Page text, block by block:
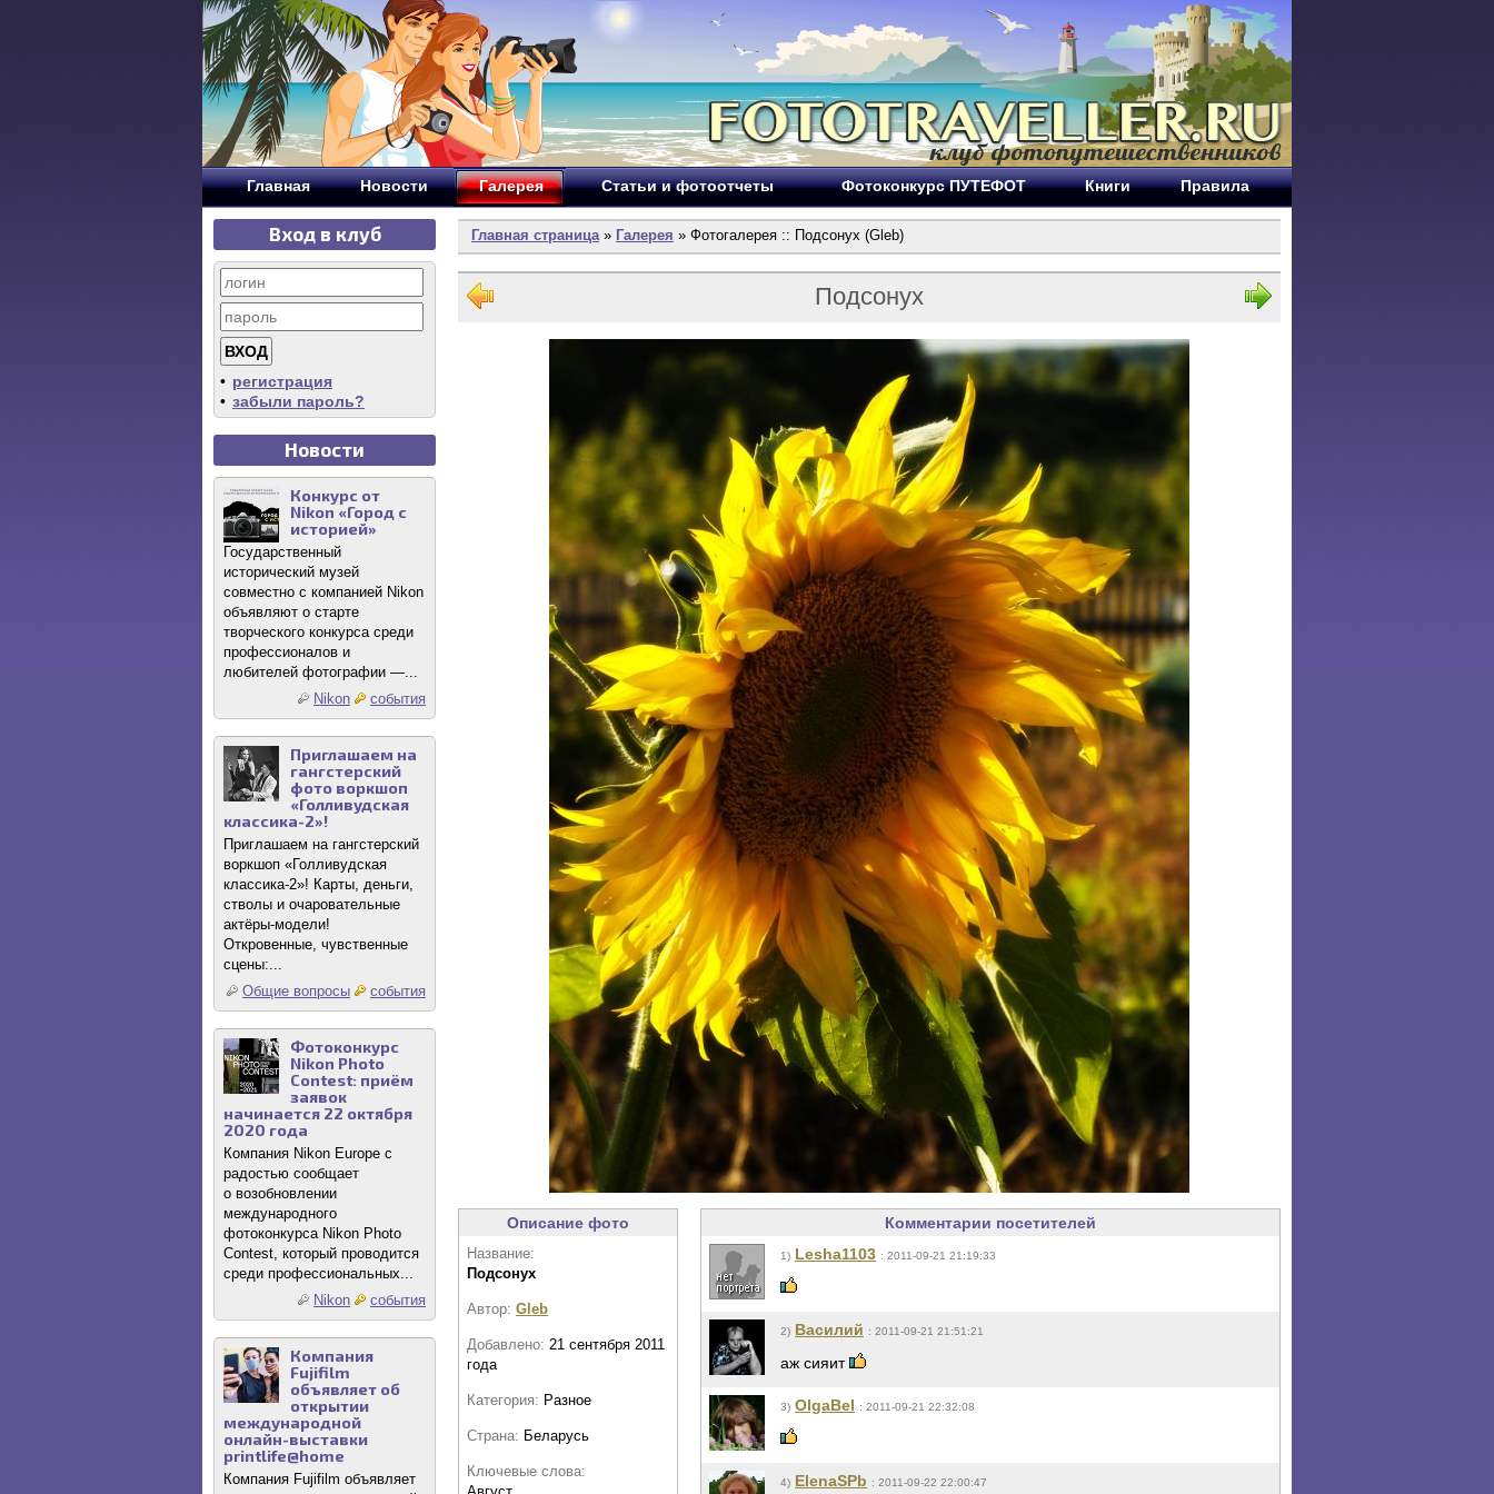
Главная Новости Галерея Статьи и фотоотчеты Фотоконкурс ПУТЕФОТ Книги Правила
Вход в клуб
• регистрация
• забыли пароль?
Новости
Конкурс от
Nikon «Город с
историей»
Государственный
исторический музей
совместно с компанией Nikon
объявляют о старте
творческого конкурса среди
профессионалов и
любителей фотографии —...
Nikon
события
Приглашаем на
гангстерский
фото воркшоп
«Голливудская
классика-2»!
Приглашаем на гангстерский
воркшоп «Голливудская
классика-2»! Карты, деньги,
стволы и очаровательные
актёры-модели!
Откровенные, чувственные
сцены:...
Общие вопросы
события
Фотоконкурс
Nikon Photo
Contest: приём
заявок
начинается 22 октября
2020 года
Компания Nikon Europe с
радостью сообщает
о возобновлении
международного
фотоконкурса Nikon Photo
Contest, который проводится
среди профессиональных...
Nikon
события
Компания
Fujifilm
объявляет об
открытии
международной
онлайн-выставки
printlife@home
Компания Fujifilm объявляет
Главная страница» Галерея » Фотогалерея :: Подсонух (Gleb)
Подсонух
Описание фото
Название:
Подсонух
Автор: Gleb
Добавлено: 21 сентября 2011
года
Категория: Разное
Страна: Беларусь
Ключевые слова:
Комментарии посетителей
1) Lesha1103 : 2011-09-21 21:19:33
2) Василий : 2011-09-21 21:51:21
аж сияит
3) OlgaBel : 2011-09-21 22:32:08
4) ElenaSPb : 2011-09-22 22:00:47